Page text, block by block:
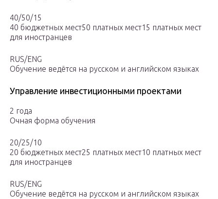
40/50/15
40 бюджетных мест50 платных мест15 платных мест
для иностранцев
RUS/ENG
Обучение ведётся на русском и английском языках
Управление инвестиционными проектами
2 года
Очная форма обучения
20/25/10
20 бюджетных мест25 платных мест10 платных мест
для иностранцев
RUS/ENG
Обучение ведётся на русском и английском языках